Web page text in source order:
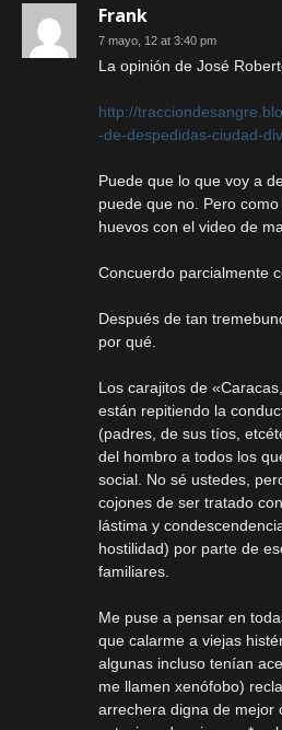
Frank
7 mayo, 12 at 3:40 pm
La opinión de José
http://
-de-despedidas-ciudad-
Puede que lo que voy a
puede que no. Pero
huevos con el video de
Concuerdo parcialmente
Después de tan
por qué.
Los carajitos de
están repitiendo la
(padres, de sus tíos,
del hombro a todos los
social. No sé ustedes,
cojones de ser tratado
lástima y
hostilidad) por parte de
familiares.
Me puse a pensar en
que calarme a viejas
algunas incluso tenían
me llamen xenófobo)
arrechera digna de mejor